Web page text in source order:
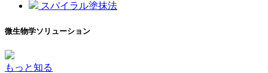
スパイラル塗抹法
微生物学ソリューション
もっと知る